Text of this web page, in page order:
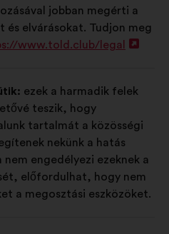
jobban megérti a
és elvárásokat. Tudjon meg
www.told.club/legal
ezek a harmadik felek
teszik, hogy
tartalmát a közösségi
nekünk a hatás
nem engedélyezi ezeknek a
előfordulhat, hogy nem
a megosztási eszközöket.